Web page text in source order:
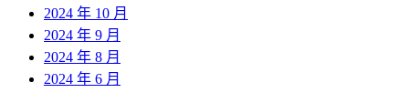
2024 年 10 月
2024 年 9 月
2024 年 8 月
2024 年 6 月